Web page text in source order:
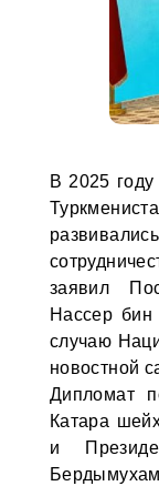
В 2025
заявил
Нассер
случаю
новостной
Дипломат
Катара
и